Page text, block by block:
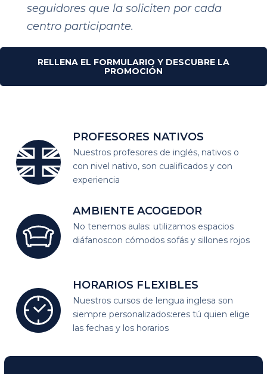
seguidores que la soliciten por cada
centro participante.
RELLENA EL FORMULARIO Y DESCUBRE LA
PROMOCIÓN
PROFESORES NATIVOS
Nuestros profesores de inglés, nativos o
con nivel nativo, son cualificados y con
experiencia
AMBIENTEACOGEDOR
No tenemos aulas: utilizamos espacios
diáfanoscon cómodos sofás y sillones rojos
HORARIOS FLEXIBLES
Nuestros cursos de lengua inglesa son
siempre personalizados:eres tú quien elige
las fechas y los horarios